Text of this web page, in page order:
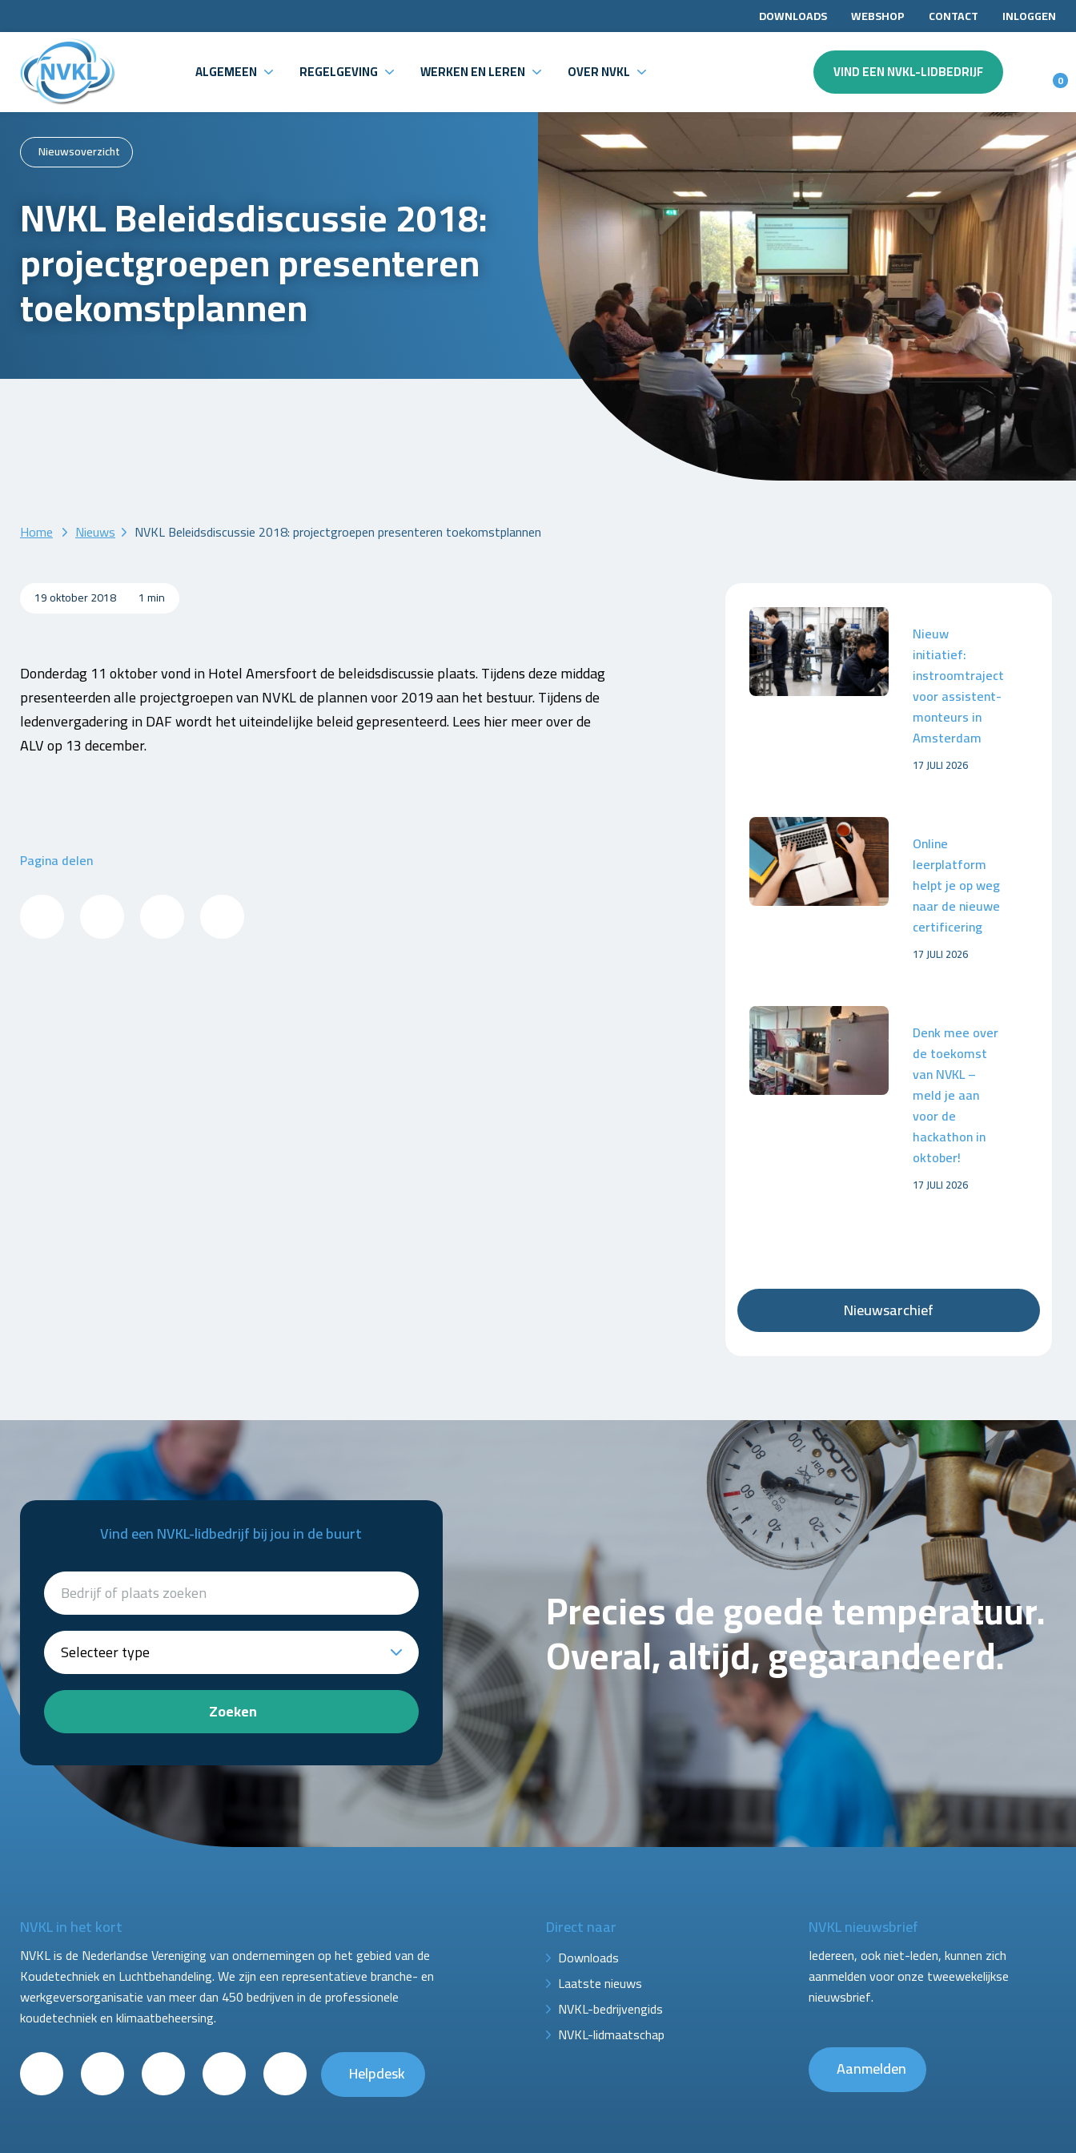
DOWNLOADS WEBSHOP CONTACT INLOGGEN
ALGEMEEN REGELGEVING WERKEN EN LEREN OVER NVKL VIND EEN NVKL-LIDBEDRIJF 0
Nieuwsoverzicht
NVKL Beleidsdiscussie 2018:
projectgroepen presenteren
toekomstplannen
Home Nieuws NVKL Beleidsdiscussie 2018: projectgroepen presenteren toekomstplannen
19 oktober 2018 1 min
Donderdag 11 oktober vond in Hotel Amersfoort de beleidsdiscussie plaats. Tijdens deze middag
presenteerden alle projectgroepen van NVKL de plannen voor 2019 aan het bestuur. Tijdens de
ledenvergadering in DAF wordt het uiteindelijke beleid gepresenteerd. Lees hier meer over de
ALV op 13 december.
Pagina delen
Nieuw
initiatief:
instroomtraject
voor assistent-
monteurs in
Amsterdam
17 JULI 2026
Online
leerplatform
helpt je op weg
naar de nieuwe
certificering
17 JULI 2026
Denk mee over
de toekomst
van NVKL –
meld je aan
voor de
hackathon in
oktober!
17 JULI 2026
Nieuwsarchief
Vind een NVKL-lidbedrijf bij jou in de buurt
Zoeken
Precies de goede temperatuur.
Overal, altijd, gegarandeerd.
NVKL in het kort
NVKL is de Nederlandse Vereniging van ondernemingen op het gebied van de
Koudetechniek en Luchtbehandeling. We zijn een representatieve branche- en
werkgeversorganisatie van meer dan 450 bedrijven in de professionele
koudetechniek en klimaatbeheersing.
Helpdesk
Direct naar
Downloads
Laatste nieuws
NVKL-bedrijvengids
NVKL-lidmaatschap
NVKL nieuwsbrief
Iedereen, ook niet-leden, kunnen zich
aanmelden voor onze tweewekelijkse
nieuwsbrief.
Aanmelden